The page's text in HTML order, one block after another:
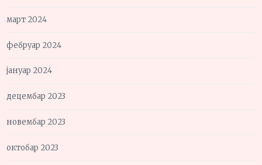
март 2024
фебруар 2024
јануар 2024
децембар 2023
новембар 2023
октобар 2023